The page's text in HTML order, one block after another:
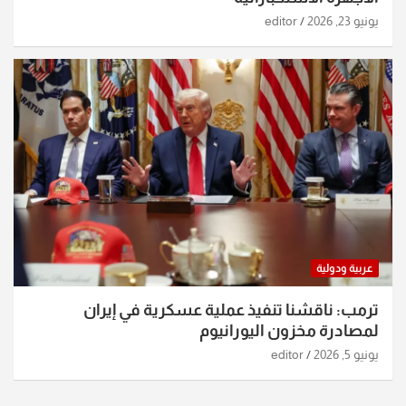
يونيو 23, 2026 editor
عربية ودولية
ترمب: ناقشنا تنفيذ عملية عسكرية في إيران
لمصادرة مخزون اليورانيوم
يونيو 5, 2026 editor